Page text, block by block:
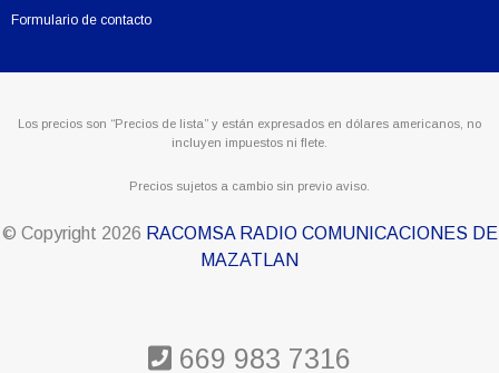
Formulario de contacto
Los precios son “Precios de lista” y están expresados en dólares americanos, no
incluyen impuestos ni flete.
Precios sujetos a cambio sin previo aviso.
© Copyright 2026 RACOMSA RADIO COMUNICACIONES DE
MAZATLAN
669 983 7316